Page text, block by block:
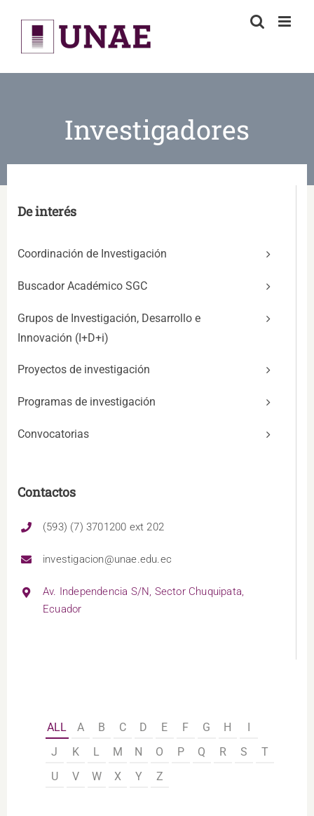
content
Investigadores
De interés
Coordinación de Investigación
Buscador Académico SGC
Grupos de Investigación, Desarrollo e
Innovación (I+D+i)
Proyectos de investigación
Programas de investigación
Convocatorias
Contactos
(593) (7) 3701200 ext 202
investigacion@unae.edu.ec
Av. Independencia S/N, Sector Chuquipata,
Ecuador
ALL A B C D E F G H
I
J
K L M N O P Q R S
T
U
V W X Y Z